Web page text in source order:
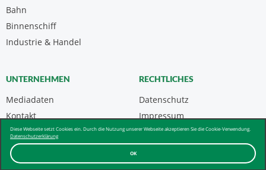
OK
Diese Webseite setzt Cookies ein. Durch die Nutzung unserer Webseite akzeptieren Sie die Cookie-Verwendung.
Datenschutzerklärung
Bahn
Binnenschiff
Industrie & Handel
UNTERNEHMEN
Mediadaten
Kontakt
Über uns & AGB
RECHTLICHES
Datenschutz
Impressum